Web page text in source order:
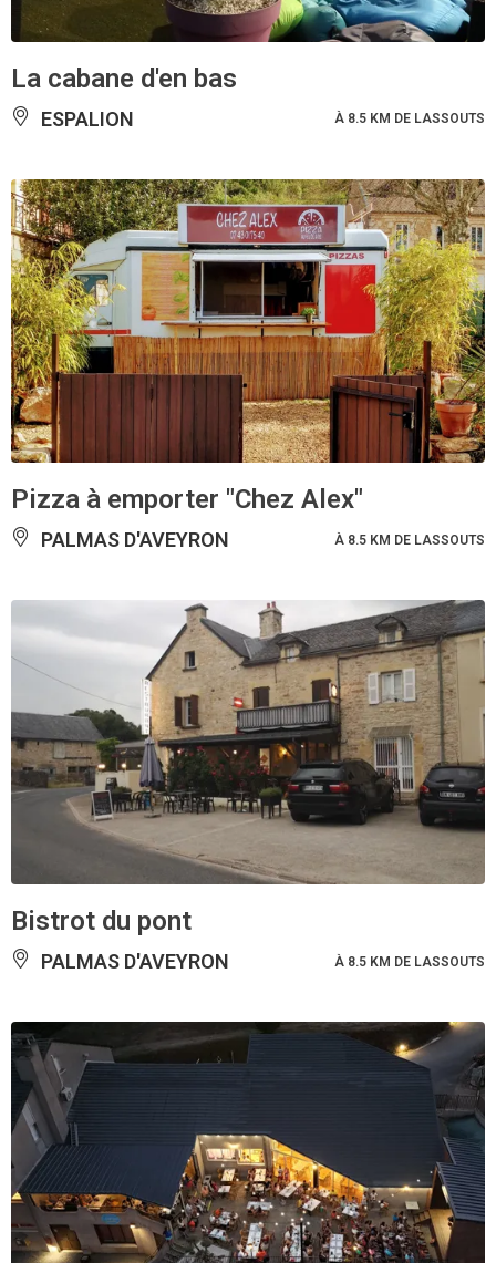
La cabane d'en bas
ESPALION À 8.5 KM DE LASSOUTS
Pizza à emporter "Chez Alex"
PALMAS D'AVEYRON À 8.5 KM DE LASSOUTS
Bistrot du pont
PALMAS D'AVEYRON À 8.5 KM DE LASSOUTS